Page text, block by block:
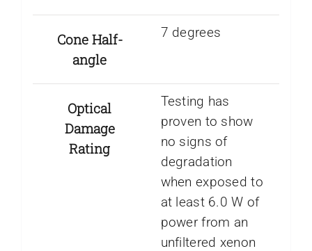
Cone Half-
angle
7 degrees
Optical
Damage
Rating
Testing has
proven to show
no signs of
degradation
when exposed to
at least 6.0 W of
power from an
unfiltered xenon